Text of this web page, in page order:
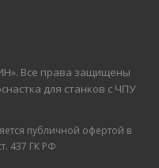
Все права защищены
для станков с ЧПУ
публичной офертой в
437 ГК РФ